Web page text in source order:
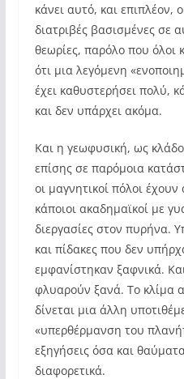
κάνει αυτό, και επιπλέον,
διατριβές βασισμένες σε
θεωρίες, παρόλο που όλοι
ότι μια λεγόμενη
έχει καθυστερήσει πολύ,
και δεν υπάρχει ακόμα.
Και η γεωφυσική, ως
επίσης σε παρόμοια
οι μαγνητικοί πόλοι έχουν
κάποιοι ακαδημαϊκοί με
διεργασίες στον πυρήνα.
και πίδακες που δεν
εμφανίστηκαν ξαφνικά.
φλυαρούν ξανά. Το κλίμα
δίνεται μια άλλη
«υπερθέρμανση του
εξηγήσεις όσα και
διαφορετικά.